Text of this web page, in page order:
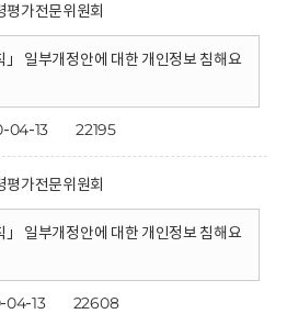
평가전문위원회
」 일부개정안에 대한 개인정보 침해요
04-13 22195
평가전문위원회
」 일부개정안에 대한 개인정보 침해요
04-13 22608